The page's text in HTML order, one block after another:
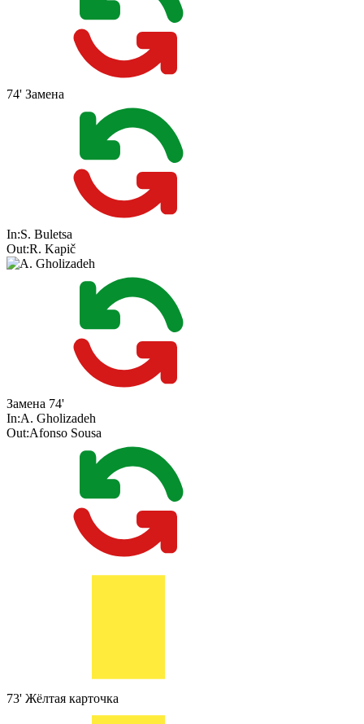
74' Замена
In:S. Buletsa
Out:R. Kapič
Замена 74'
In:A. Gholizadeh
Out:Afonso Sousa
73' Жёлтая карточка